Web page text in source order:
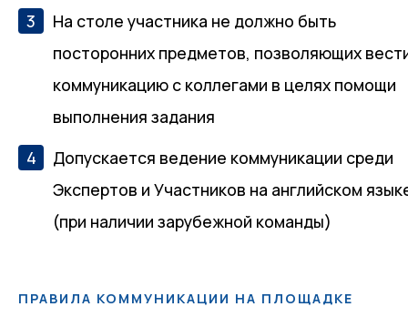
На столе участника не должно быть
посторонних предметов, позволяющих
коммуникацию с коллегами в целях помощи
выполнения задания
Допускается ведение коммуникации среди
Экспертов и Участников на английском
(при наличии зарубежной команды)
ПРАВИЛА КОММУНИКАЦИИ НА ПЛОЩАДКЕ